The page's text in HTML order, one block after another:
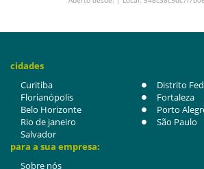
cidades
Curitiba
Distrito
Florianópolis
Fortaleza
Belo Horizonte
Porto
Rio de janeiro
São Paulo
Salvador
para a sua empresa:
Sobre nós